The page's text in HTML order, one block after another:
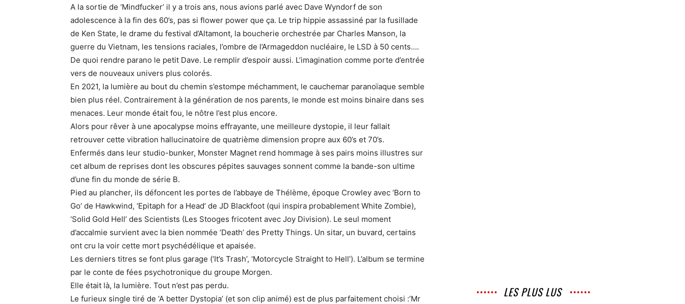
A la sortie de ‘Mindfucker’ il y a trois ans, nous avions parlé avec Dave Wyndorf de son
adolescence à la fin des 60’s, pas si flower power que ça. Le trip hippie assassiné par la fusillade
de Ken State, le drame du festival d’Altamont, la boucherie orchestrée par Charles Manson, la
guerre du Vietnam, les tensions raciales, l’ombre de l’Armageddon nucléaire, le LSD à 50 cents….
De quoi rendre parano le petit Dave. Le remplir d’espoir aussi. L’imagination comme porte d’entrée
vers de nouveaux univers plus colorés.
En 2021, la lumière au bout du chemin s’estompe méchamment, le cauchemar paranoïaque semble
bien plus réel. Contrairement à la génération de nos parents, le monde est moins binaire dans ses
menaces. Leur monde était fou, le nôtre l’est plus encore.
Alors pour rêver à une apocalypse moins effrayante, une meilleure dystopie, il leur fallait
retrouver cette vibration hallucinatoire de quatrième dimension propre aux 60’s et 70’s.
Enfermés dans leur studio-bunker, Monster Magnet rend hommage à ses pairs moins illustres sur
cet album de reprises dont les obscures pépites sauvages sonnent comme la bande-son ultime
d’une fin du monde de série B.
Pied au plancher, ils défoncent les portes de l’abbaye de Thélème, époque Crowley avec ‘Born to
Go’ de Hawkwind, ‘Epitaph for a Head’ de JD Blackfoot (qui inspira probablement White Zombie),
‘Solid Gold Hell’ des Scientists (Les Stooges fricotent avec Joy Division). Le seul moment
d’accalmie survient avec la bien nommée ‘Death’ des Pretty Things. Un sitar, un buvard, certains
ont cru la voir cette mort psychédélique et apaisée.
Les derniers titres se font plus garage (‘It’s Trash’, ‘Motorcycle Straight to Hell’). L’album se termine
par le conte de fées psychotronique du groupe Morgen.
Elle était là, la lumière. Tout n’est pas perdu.
Le furieux single tiré de ‘A better Dystopia’ (et son clip animé) est de plus parfaitement choisi :’Mr
LES PLUS LUS